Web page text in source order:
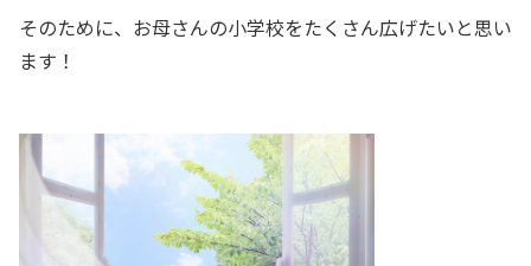
そのために、お母さんの小学校をたくさん広げたいと思い
ます！